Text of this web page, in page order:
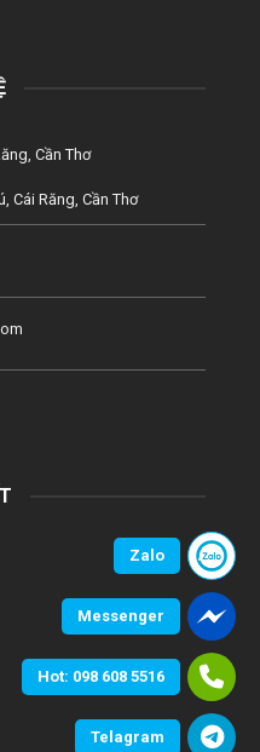
Cần Thơ
Cái Răng, Cần Thơ
Zalo
Messenger
Hot: 098 608 5516
Telagram